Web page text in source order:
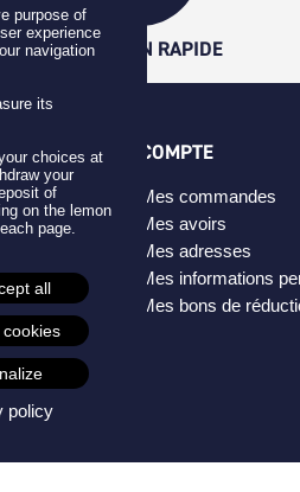
LIVRAISON RAPIDE
COMPTE
Mes commandes
Mes avoirs
Mes adresses
Mes informations
Mes bons de
purpose of
experience
navigation
its
choices at
your
of
on the lemon
page.
all
policy